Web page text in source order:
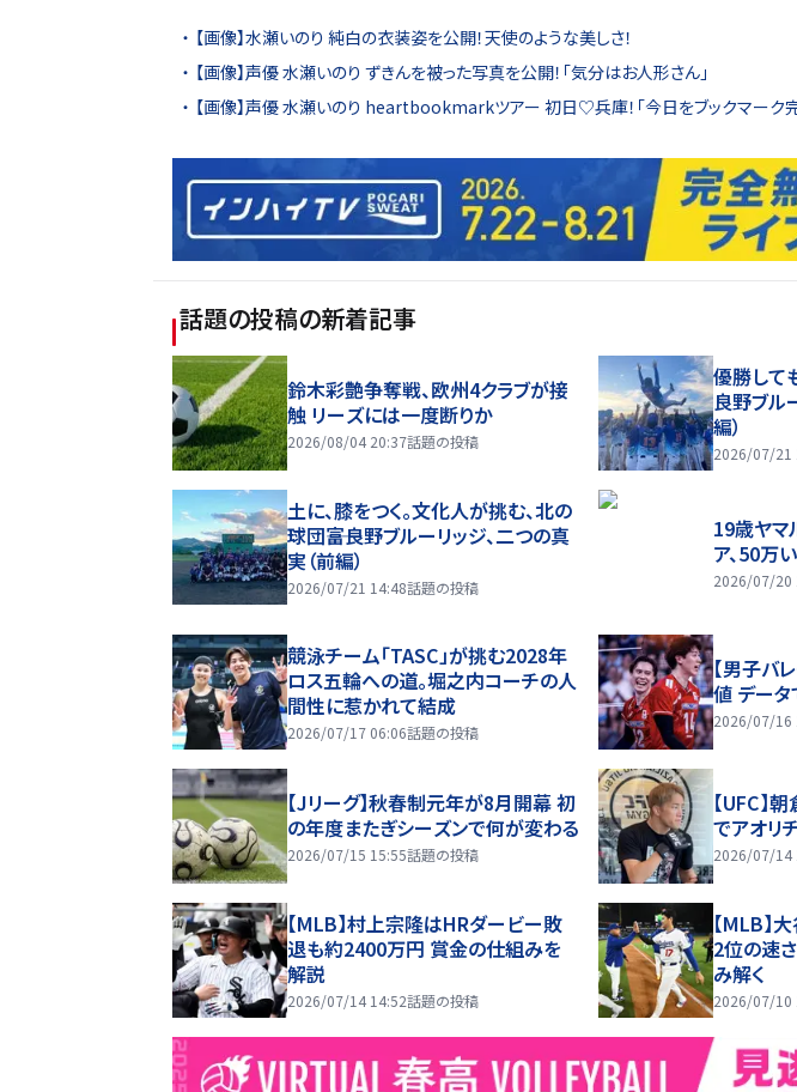
【画像】水瀬いのり 純白の衣装姿を公開！天使のような美しさ！
【画像】声優 水瀬いのり ずきんを被った写真を公開！「気分はお人形さん」
【画像】声優 水瀬いのり heartbookmarkツアー 初日♡兵庫！「今日をブックマーク
話題の投稿の新着記事
鈴木彩艶争奪戦、欧州4クラブが接
触 リーズには一度断りか
2026/08/04 20:37話題の投稿
優勝して
良野ブル
編）
2026/07/21
土に、膝をつく。文化人が挑む、北の
球団――富良野ブルーリッジ、二つの真
実（前編）
2026/07/21 14:48話題の投稿
19歳ヤ
ア、50万
2026/07/20
競泳チーム「TASC」が挑む2028年
ロス五輪への道。堀之内コーチの人
間性に惹かれて結成
2026/07/17 06:06話題の投稿
【男子バ
値 デー
2026/07/16
【Jリーグ】秋春制元年が8月開幕 初
の年度またぎシーズンで何が変わる
2026/07/15 15:55話題の投稿
【UFC】
でアオリ
2026/07/14
【MLB】村上宗隆はHRダービー敗
退も約2400万円 賞金の仕組みを
解説
2026/07/14 14:52話題の投稿
【MLB】
2位の速
み解く
2026/07/10